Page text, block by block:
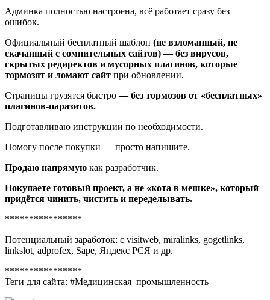
Админка полностью настроена, всё работает сразу без
ошибок.
Официальный бесплатный шаблон (не взломанный, не
скачанный с сомнительных сайтов) — без вирусов,
скрытых редиректов и мусорных плагинов, которые
тормозят и ломают сайт при обновлении.
Страницы грузятся быстро— без тормозов от «бесплатных»
плагинов-паразитов.
Подготавливаю инструкции по необходимости.
Помогу после покупки — просто напишите.
Продаю напрямую как разработчик.
Покупаете готовый проект, а не «кота в мешке», который
придётся чинить, чистить и переделывать.
****************
Потенциальный заработок: с visitweb, miralinks, gogetlinks,
linkslot, adprofex, Sape, Яндекс РСЯ и др.
****************
Теги для сайта: #Медицинская_промышленность